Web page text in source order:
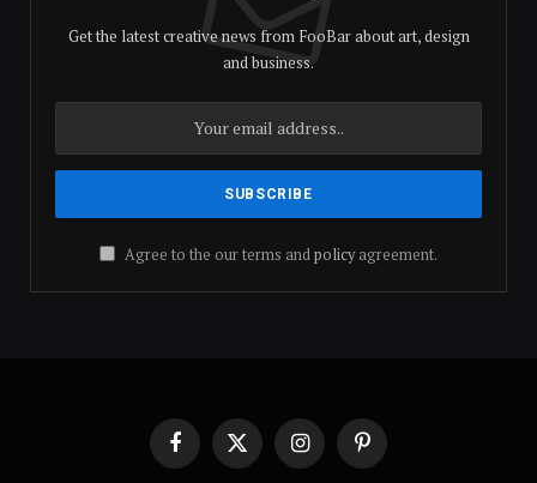
Get the latest creative news from FooBar about art, design
and business.
Agree to the our terms andpolicyagreement.
FacebookX
(Twitter)
InstagramPinterest